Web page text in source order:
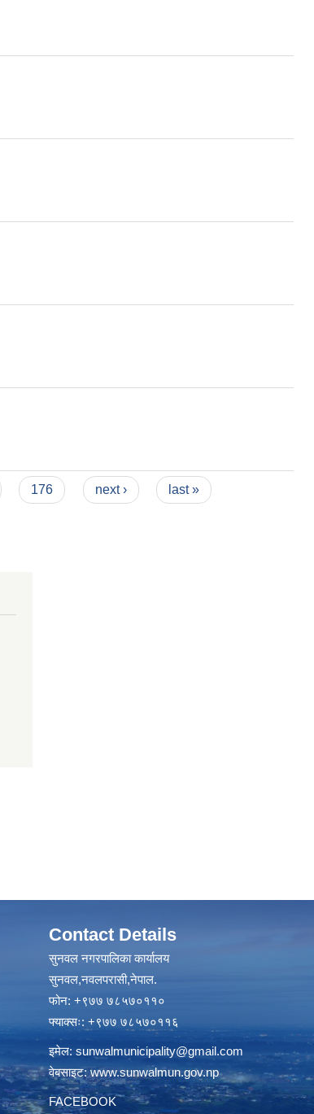
176 next › last »
Contact Details
सुनवल नगरपालिका कार्यालय
सुनवल,नवलपरासी,नेपाल.
फोन: +९७७ ७८५७०११०
फ्याक्सः: +९७७ ७८५७०११६
इमेल: sunwalmunicipality@gmail.com
वेबसाइट:www.sunwalmun.gov.np
FACEBOOK